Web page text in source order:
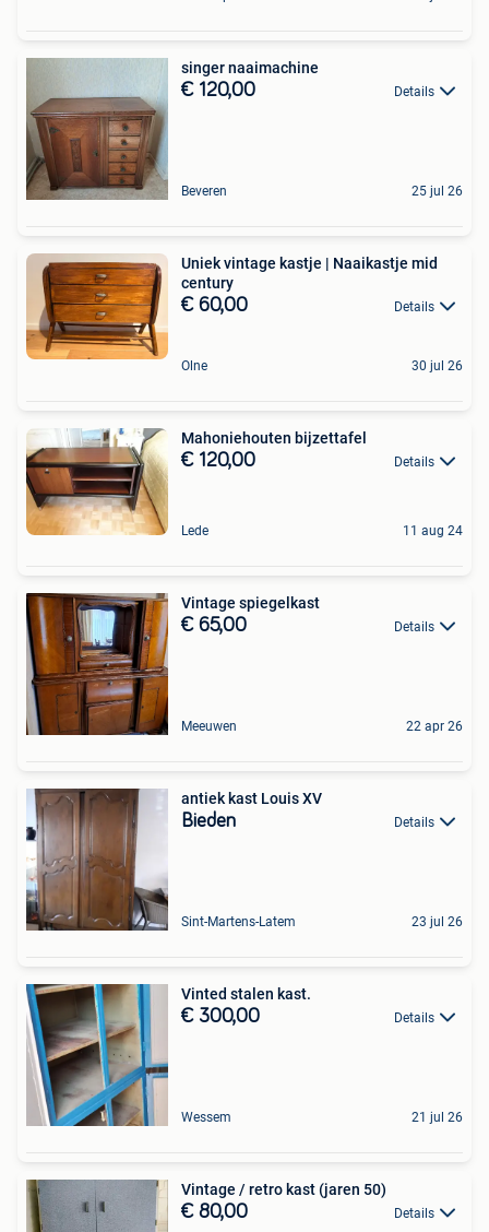
singer naaimachine
€ 120,00 Details
Beveren 25 jul 26
Uniek vintage kastje | Naaikastje mid
century
€ 60,00 Details
Olne 30 jul 26
Mahoniehouten bijzettafel
€ 120,00 Details
Lede 11 aug 24
Vintage spiegelkast
€ 65,00 Details
Meeuwen 22 apr 26
antiek kast Louis XV
Bieden Details
Sint-Martens-Latem 23 jul 26
Vinted stalen kast.
€ 300,00 Details
Wessem 21 jul 26
Vintage / retro kast (jaren 50)
€ 80,00 Details